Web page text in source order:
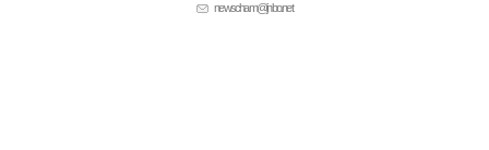
newscham@jinbo.net